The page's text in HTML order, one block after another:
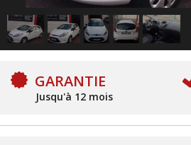
GARANTIE
Jusqu'à 12 mois